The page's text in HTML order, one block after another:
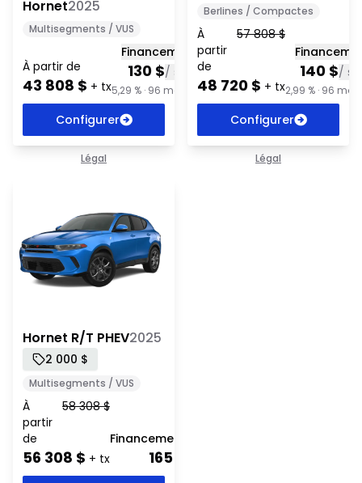
Hornet2025
Multisegments / VUS
À partir de
43 808 $ + tx
Financement
130 $/ sem
5,29 % · 96 mois + tx
Configurer
Légal
Berlines / Compactes
À
partir
de
57 808$
48 720 $ + tx
140 $/
2,99 % · 96
Configurer
Légal
Hornet R/T PHEV2025
2 000 $
Multisegments / VUS
À
partir
de
58 308$
56 308 $ + tx
Financement
165